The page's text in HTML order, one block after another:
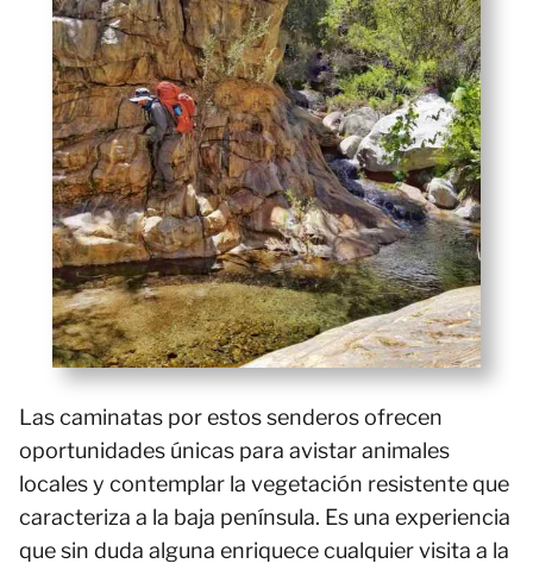
Las caminatas por estos senderos ofrecen
oportunidades únicas para avistar animales
locales y contemplar la vegetación resistente que
caracteriza a la baja península. Es una experiencia
que sin duda alguna enriquece cualquier visita a la